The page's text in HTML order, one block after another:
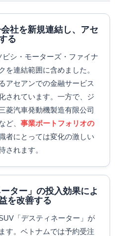
社を新規連結し、アセ
る
シ・モーターズ・ファイナ
を連結範囲に含めました。
アセアンでの金融サービス
されています。一方で、ジ
菱汽車発動機製造有限公司
ど、 事業ポートフォリオの
者にとっては変化の激しい
されます。
ター」の投入効果によ
を改善する
「デスティネーター」が
す。ベトナムでは予約受注